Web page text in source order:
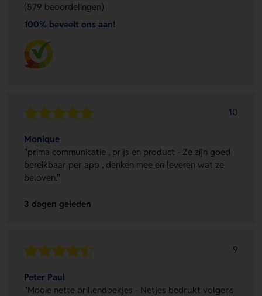
(579 beoordelingen)
100% beveelt ons aan!
10
Monique
"prima communicatie , prijs en product - Ze zijn goed
bereikbaar per app , denken mee en leveren wat ze
beloven."
3 dagen geleden
9
Peter Paul
"Mooie nette brillendoekjes - Netjes bedrukt volgens